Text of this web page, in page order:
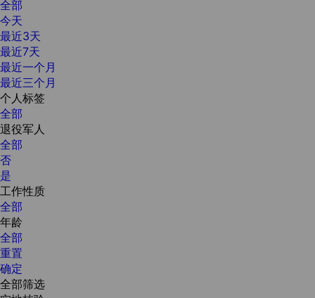
全部
今天
最近3天
最近7天
最近一个月
最近三个月
个人标签
全部
退役军人
全部
否
是
工作性质
全部
年龄
全部
重置
确定
全部筛选